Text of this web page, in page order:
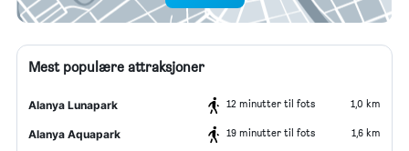
Mest populære attraksjoner
Alanya Lunapark 12 minutter til fots 1,0 km
Alanya Aquapark 19 minutter til fots 1,6 km